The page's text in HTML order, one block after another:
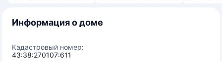
Информация о доме
Кадастровый номер:
43:38:270107:611